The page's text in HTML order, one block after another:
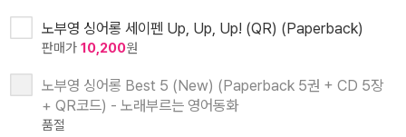
노부영 싱어롱 세이펜 Up, Up, Up! (QR) (Paperback)
판매가 10,200원
노부영 싱어롱 Best 5 (New) (Paperback 5권 + CD 5장
+ QR코드) - 노래부르는 영어동화
품절